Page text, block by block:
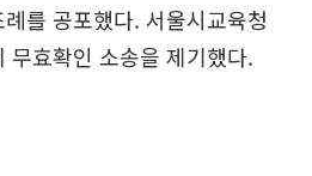
를 공포했다. 서울시교육청
무효확인 소송을 제기했다.